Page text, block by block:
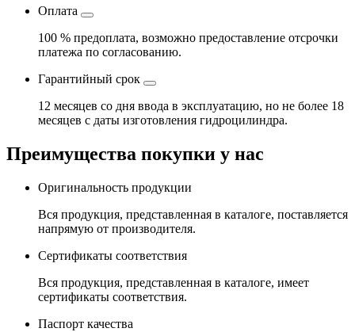
Оплата
100 % предоплата, возможно предоставление отсрочки
платежа по согласованию.
Гарантийный срок
12 месяцев со дня ввода в эксплуатацию, но не более 18
месяцев с даты изготовления гидроцилиндра.
Преимущества покупки у нас
Оригинальность продукции
Вся продукция, представленная в каталоге, поставляется
напрямую от производителя.
Сертификаты соответствия
Вся продукция, представленная в каталоге, имеет
сертификаты соответствия.
Паспорт качества